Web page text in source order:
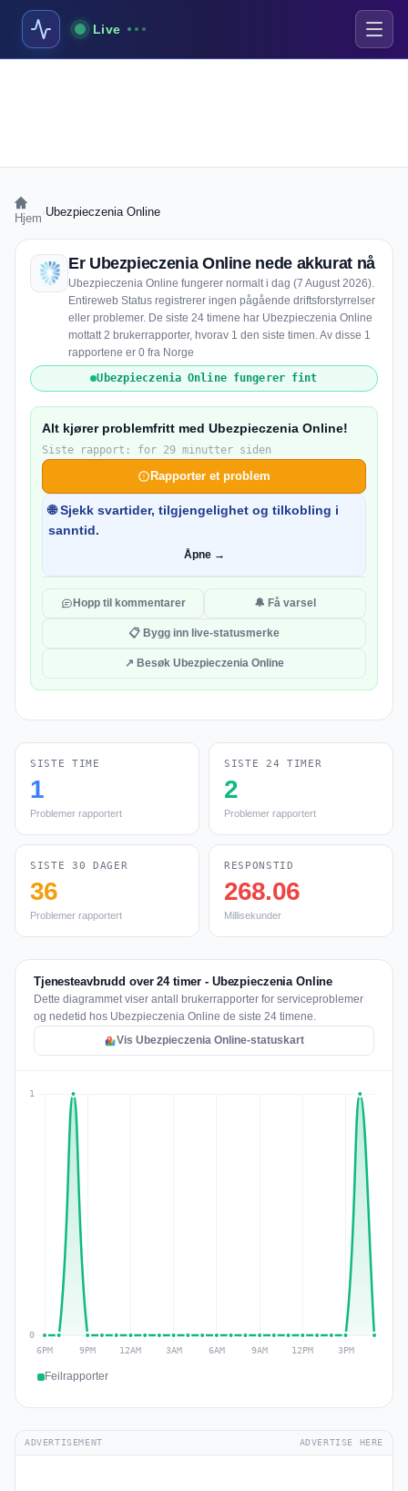
Live
Hjem Ubezpieczenia Online
Er Ubezpieczenia Online nede akkurat nå
Ubezpieczenia Online fungerer normalt i dag (7 August 2026).
Entireweb Status registrerer ingen pågående driftsforstyrrelser
eller problemer. De siste 24 timene har Ubezpieczenia Online
mottatt 2 brukerrapporter, hvorav 1 den siste timen. Av disse 1
rapportene er 0 fra Norge
Ubezpieczenia Online fungerer fint
Alt kjører problemfritt med Ubezpieczenia Online!
Siste rapport: for 29 minutter siden
Rapporter et problem
🌐 Sjekk svartider, tilgjengelighet og tilkobling i
sanntid.
Åpne →
Hopp til kommentarer 🔔 Få varsel
📋 Bygg inn live-statusmerke
↗ Besøk Ubezpieczenia Online
SISTE TIME
1
Problemer rapportert
SISTE 24 TIMER
2
Problemer rapportert
SISTE 30 DAGER
36
Problemer rapportert
RESPONSTID
268.06
Millisekunder
Tjenesteavbrudd over 24 timer - Ubezpieczenia Online
Dette diagrammet viser antall brukerrapporter for serviceproblemer
og nedetid hos Ubezpieczenia Online de siste 24 timene.
Vis Ubezpieczenia Online-statuskart
Feilrapporter
ADVERTISEMENT ADVERTISE HERE